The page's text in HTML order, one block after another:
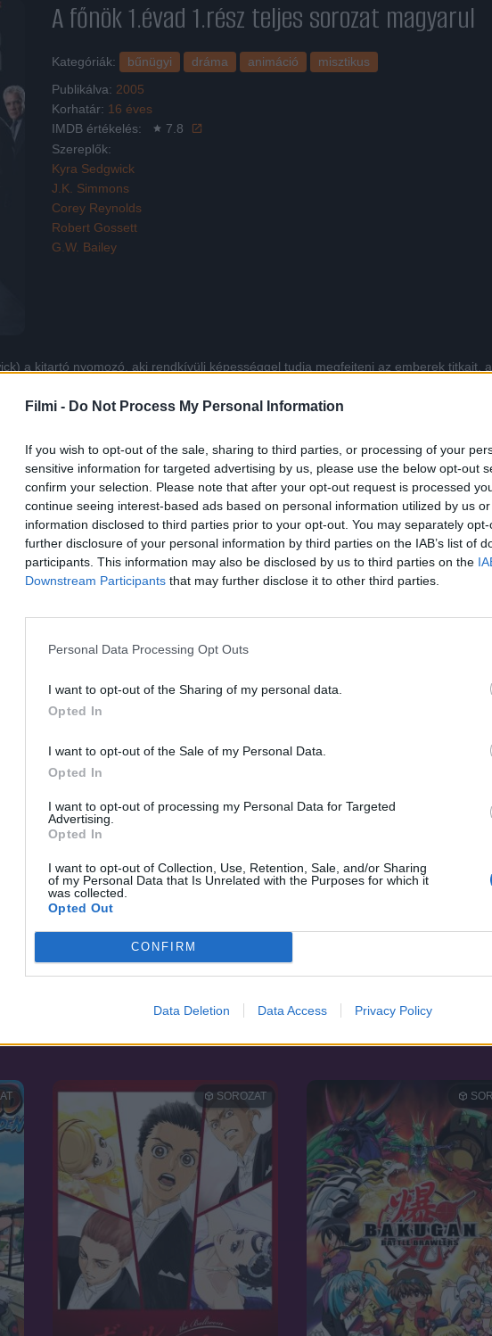
Filmi - Do Not Process My Personal Information
If you wish to opt-out of the sale, sharing to third parties, or processing of your
sensitive information for targeted advertising by us, please use the below opt-out
confirm your selection. Please note that after your opt-out request is processed
continue seeing interest-based ads based on personal information utilized by us
information disclosed to third parties prior to your opt-out. You may separately
further disclosure of your personal information by third parties on the IAB’s list of
participants. This information may also be disclosed by us to third parties on the
Downstream Participants that may further disclose it to other third parties.
Personal Data Processing Opt Outs
I want to opt-out of the Sharing of my personal data.
Opted In
I want to opt-out of the Sale of my Personal Data.
Opted In
I want to opt-out of processing my Personal Data for Targeted
Advertising.
Opted In
I want to opt-out of Collection, Use, Retention, Sale, and/or Sharing
of my Personal Data that Is Unrelated with the Purposes for which it
was collected.
Opted Out
CONFIRM
Data Deletion Data Access Privacy Policy
A főnök 1.évad 1.rész teljes sorozat magyarul
Kategóriák: bűnügyi dráma animáció
misztikus
Publikálva: 2005
Korhatár: 16 éves
IMDB értékelés:
7.8
Szereplők:
Kyra Sedgwick
J.K. Simmons
Corey Reynolds
Robert Gossett
G.W. Bailey
a kitartó nyomozó, aki rendkívüli képességgel tudja megfejteni az emberek titkait,
Angelesbe, hogy átvegye a Los Angeles-i rendőrség különleges nyomozati
ügyekkel foglalkozik. Miután megérkezik Los Angelesbe, nem csak az új
hogy az új rendőrfőkapitány-helyettes nem soraikból, veterán rendőrökből került
Tetszett a sorozat? Oszd meg: Viber
Pinterest
X
Facebook
Hasonló sorozatok
SOROZAT
SK8 the Infinity
SOROZAT